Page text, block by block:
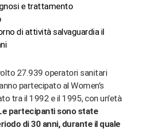
e trattamento
di attività salvaguardia il
27.939 operatori sanitari
partecipato al Women’s
tra il 1992 e il 1995, con un’età
partecipanti sono state
di 30 anni, durante il quale